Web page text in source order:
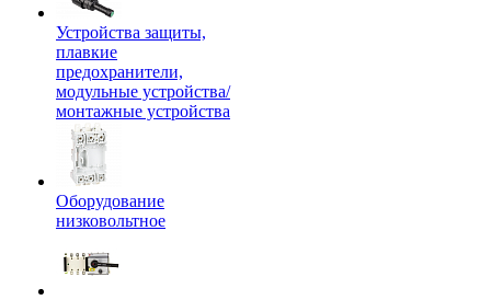
Устройства защиты,
плавкие
предохранители,
модульные устройства/
монтажные устройства
Оборудование
низковольтное